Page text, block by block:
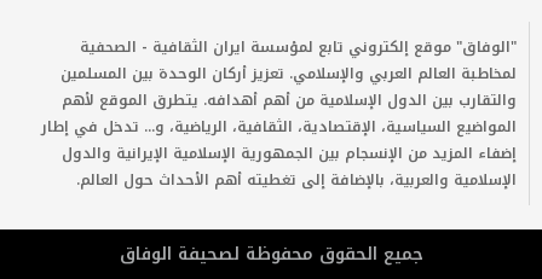
"الوفاق" موقع إلكتروني تابع لمؤسسة ايران الثقافية - الصحفية
لمخاطبة العالم العربي والإسلامي. تعزيز أركان الوحدة بين المسلمين
والتقارب بين الدول الإسلامية من أهم أهدافه. يتطرق الموقع لأهم
المواضيع السياسية، الإقتصادية، الثقافية، الرياضية، و... تدخل في إطار
إضفاء المزيد من الإنسجام بين الجمهورية الإسلامية الإيرانية والدول
الإسلامية والعربية، بالإضافة إلى تغطيته أهم الأحداث حول العالم.
جمیع الحقوق محفوظة لصحیفة الوفاق